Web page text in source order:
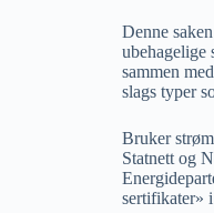
Denne
ubehagelige
sammen
slags typer
Bruker
Statnett og
sertifikater»